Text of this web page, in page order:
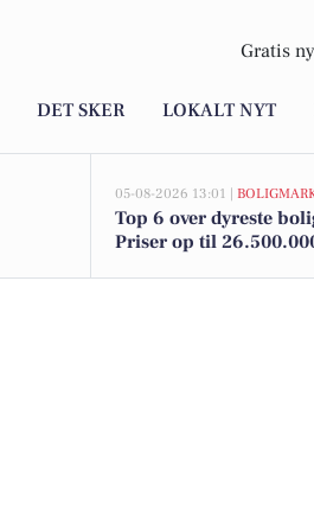
Gratis
DET SKER LOKALT NYT
05-08-2026 13:01 |
Top 6 over dyreste
Priser op til